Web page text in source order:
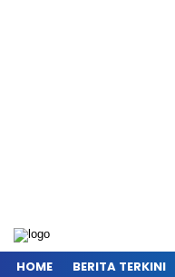
HOME BERITA TERKINI